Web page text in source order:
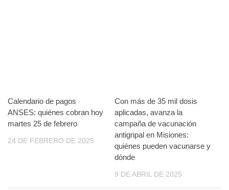
Calendario de pagos
ANSES: quiénes cobran hoy
martes 25 de febrero
24 DE FEBRERO DE 2025
Con más de 35 mil dosis
aplicadas, avanza la
campaña de vacunación
antigripal en Misiones:
quiénes pueden vacunarse y
dónde
9 DE ABRIL DE 2025